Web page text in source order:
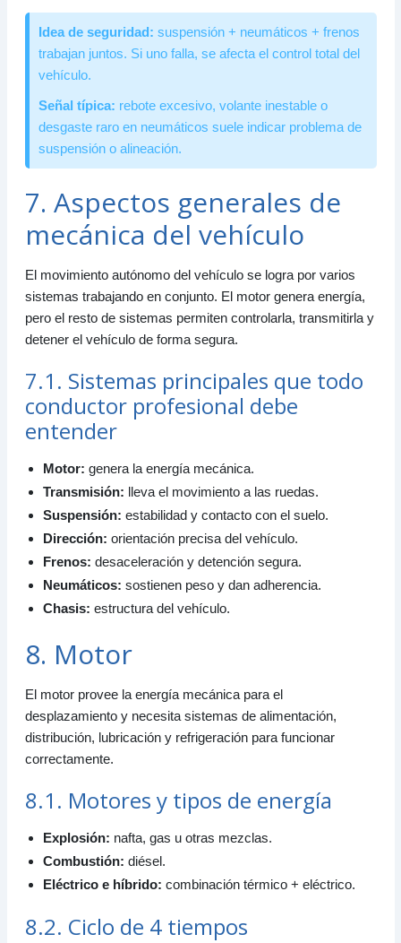
Idea de seguridad: suspensión + neumáticos + frenos
trabajan juntos. Si uno falla, se afecta el control total del
vehículo.
Señal típica: rebote excesivo, volante inestable o
desgaste raro en neumáticos suele indicar problema de
suspensión o alineación.
7. Aspectos generales de
mecánica del vehículo
El movimiento autónomo del vehículo se logra por varios
sistemas trabajando en conjunto. El motor genera energía,
pero el resto de sistemas permiten controlarla, transmitirla y
detener el vehículo de forma segura.
7.1. Sistemas principales que todo
conductor profesional debe
entender
Motor: genera la energía mecánica.
Transmisión: lleva el movimiento a las ruedas.
Suspensión: estabilidad y contacto con el suelo.
Dirección: orientación precisa del vehículo.
Frenos: desaceleración y detención segura.
Neumáticos: sostienen peso y dan adherencia.
Chasis: estructura del vehículo.
8. Motor
El motor provee la energía mecánica para el
desplazamiento y necesita sistemas de alimentación,
distribución, lubricación y refrigeración para funcionar
correctamente.
8.1. Motores y tipos de energía
Explosión: nafta, gas u otras mezclas.
Combustión: diésel.
Eléctrico e híbrido: combinación térmico + eléctrico.
8.2. Ciclo de 4 tiempos